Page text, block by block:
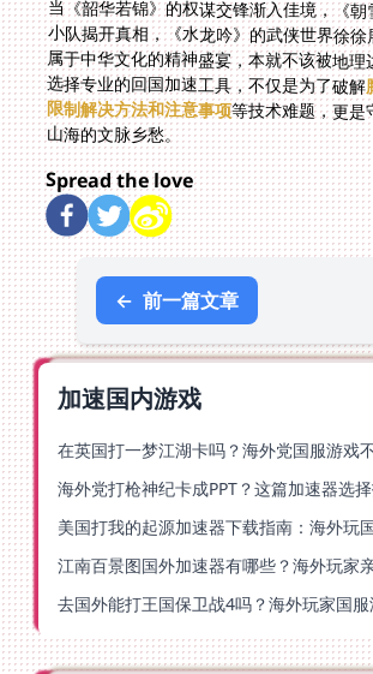
当《韶华若锦》的权谋交锋渐入佳境，《朝
小队揭开真相，《水龙吟》的武侠世界徐
属于中华文化的精神盛宴，本就不该被地理
选择专业的回国加速工具，不仅是为了破解
限制解决方法和注意事项等技术难题，更是
山海的文脉乡愁。
Spread the love
← 前一篇文章
加速国内游戏